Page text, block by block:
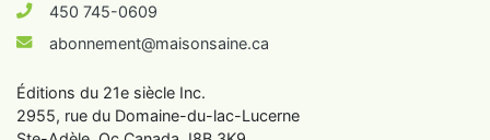
450 745-0609
abonnement@maisonsaine.ca
Éditions du 21e siècle Inc.
2955, rue du Domaine-du-lac-Lucerne